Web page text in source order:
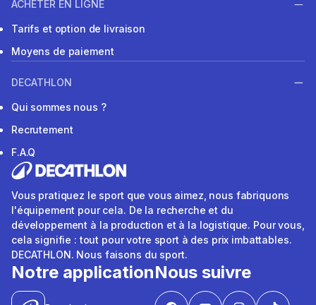
ACHETER EN LIGNE
Tarifs et option de livraison
Moyens de paiement
DECATHLON
Qui sommes nous ?
Recrutement
F.A.Q
Vous pratiquez le sport que vous aimez, nous fabriquons
l'équipement pour cela. De la recherche et du
développement à la production et à la logistique. Pour vous,
cela signifie : tout pour votre sport à des prix imbattables.
DECATHLON. Nous faisons du sport.
Notre applicationNous suivre